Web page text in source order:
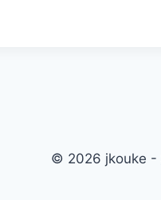
© 2026 jkouke -